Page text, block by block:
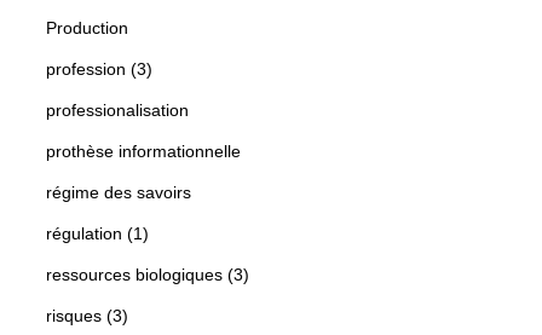
Production
profession (3)
professionalisation
prothèse informationnelle
régime des savoirs
régulation (1)
ressources biologiques (3)
risques (3)